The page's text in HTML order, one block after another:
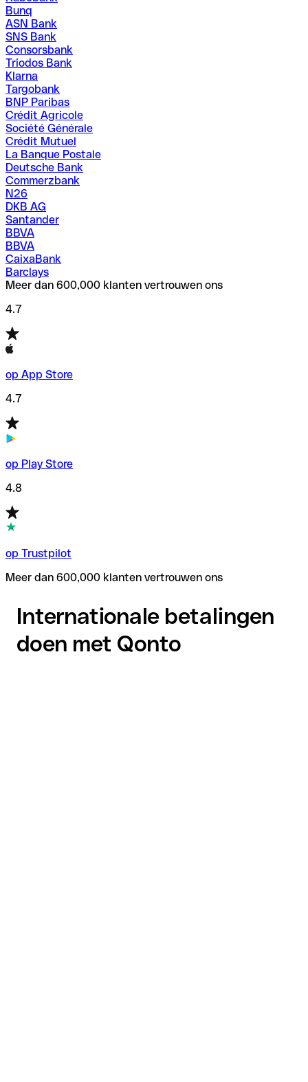
Bunq
ASN Bank
SNS Bank
Consorsbank
Triodos Bank
Klarna
Targobank
BNP Paribas
Crédit Agricole
Société Générale
Crédit Mutuel
La Banque Postale
Deutsche Bank
Commerzbank
N26
DKB AG
Santander
BBVA
BBVA
CaixaBank
Barclays
Meer dan 600,000 klanten vertrouwen ons
4.7
op App Store
4.7
op Play Store
4.8
op Trustpilot
Meer dan 600,000 klanten vertrouwen ons
Internationale betalingen
doen met Qonto